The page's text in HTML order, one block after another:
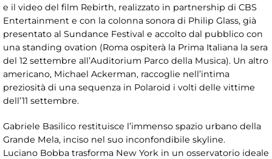
e il video del film Rebirth, realizzato in partnership di CBS
Entertainment e con la colonna sonora di Philip Glass, già
presentato al Sundance Festival e accolto dal pubblico con
una standing ovation (Roma ospiterà la Prima Italiana la sera
del 12 settembre all’Auditorium Parco della Musica). Un altro
americano, Michael Ackerman, raccoglie nell’intima
preziosità di una sequenza in Polaroid i volti delle vittime
dell’11 settembre.
Gabriele Basilico restituisce l’immenso spazio urbano della
Grande Mela, inciso nel suo inconfondibile skyline.
Luciano Bobba trasforma New York in un osservatorio ideale